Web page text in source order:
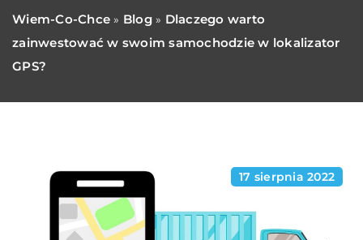
Wiem-Co-Chce » Blog» Dlaczego warto
zainwestować w swoim samochodzie w lokalizator
GPS?
17 sierpnia 2022